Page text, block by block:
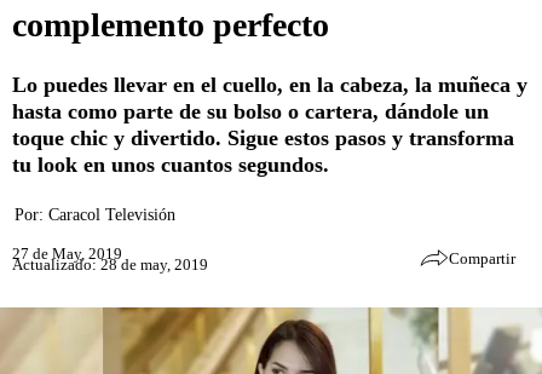
complemento perfecto
Lo puedes llevar en el cuello, en la cabeza, la muñeca y
hasta como parte de su bolso o cartera, dándole un
toque chic y divertido. Sigue estos pasos y transforma
tu look en unos cuantos segundos.
Por: Caracol Televisión
27 de May, 2019
Actualizado: 28 de may, 2019 Compartir